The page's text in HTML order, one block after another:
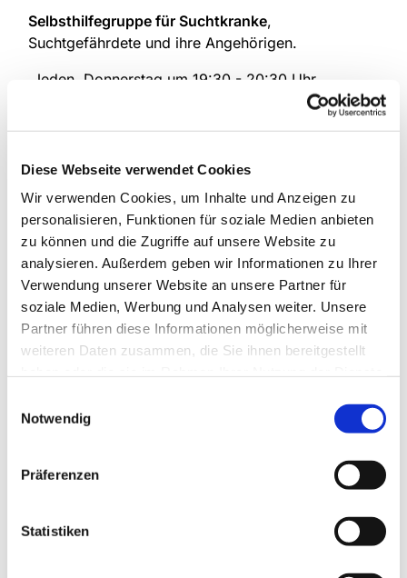
Diese Webseite verwendet Cookies
Wir verwenden Cookies, um Inhalte und Anzeigen zu
personalisieren, Funktionen für soziale Medien anbieten
zu können und die Zugriffe auf unsere Website zu
analysieren. Außerdem geben wir Informationen zu Ihrer
Verwendung unserer Website an unsere Partner für
soziale Medien, Werbung und Analysen weiter. Unsere
Partner führen diese Informationen möglicherweise mit
weiteren Daten zusammen, die Sie ihnen bereitgestellt
Notwendig
Präferenzen
Statistiken
Selbsthilfegruppe für Suchtkranke,
Suchtgefährdete und ihre Angehörigen.
Jeden Donnerstag um 19:30 - 20:30 Uhr.
Die Gruppe wird von einer Fachkraft betreut.